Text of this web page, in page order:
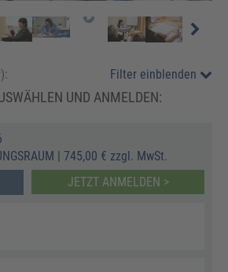
Filter einblenden
UND ANMELDEN:
| 745,00 € zzgl. MwSt.
JETZT ANMELDEN >